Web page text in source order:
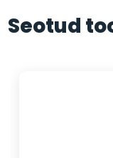
Seotud